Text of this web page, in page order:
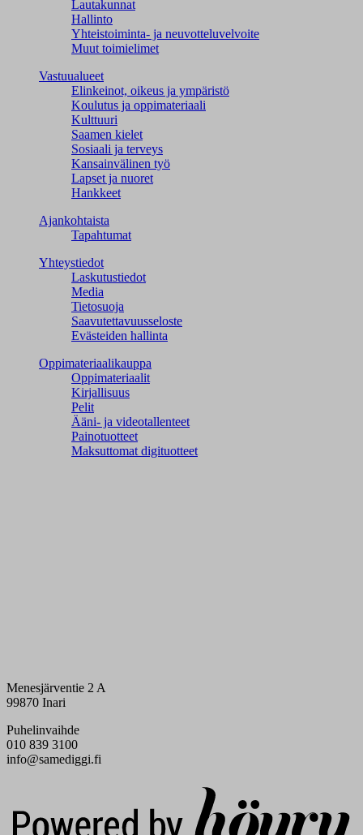
Lautakunnat
Hallinto
Yhteistoiminta- ja neuvotteluvelvoite
Muut toimielimet
Vastuualueet
Elinkeinot, oikeus ja ympäristö
Koulutus ja oppimateriaali
Kulttuuri
Saamen kielet
Sosiaali ja terveys
Kansainvälinen työ
Lapset ja nuoret
Hankkeet
Ajankohtaista
Tapahtumat
Yhteystiedot
Laskutustiedot
Media
Tietosuoja
Saavutettavuusseloste
Evästeiden hallinta
Oppimateriaalikauppa
Oppimateriaalit
Kirjallisuus
Pelit
Ääni- ja videotallenteet
Painotuotteet
Maksuttomat digituotteet
Menesjärventie 2 A
99870 Inari
Puhelinvaihde
010 839 3100
info@samediggi.fi